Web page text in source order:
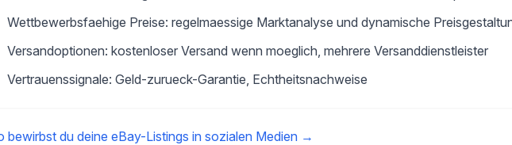
Wettbewerbsfaehige Preise: regelmaessige Marktanalyse und dynamische
Versandoptionen: kostenloser Versand wenn moeglich, mehrere Versanddienstleister
Vertrauenssignale: Geld-zurueck-Garantie, Echtheitsnachweise
bewirbst du deine eBay-Listings in sozialen Medien →